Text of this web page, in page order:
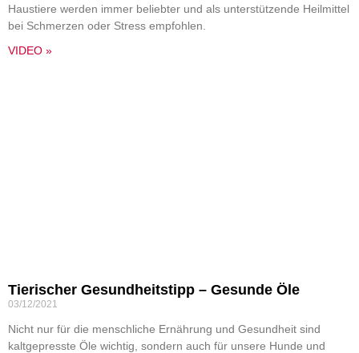
Haustiere werden immer beliebter und als unterstützende Heilmittel
bei Schmerzen oder Stress empfohlen.
VIDEO »
Tierischer Gesundheitstipp – Gesunde Öle
03/12/2021
Nicht nur für die menschliche Ernährung und Gesundheit sind
kaltgepresste Öle wichtig, sondern auch für unsere Hunde und